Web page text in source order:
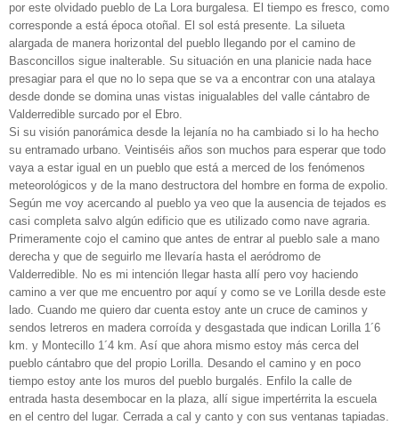
por este olvidado pueblo de La Lora burgalesa. El tiempo es fresco, como
corresponde a está época otoñal. El sol está presente. La silueta
alargada de manera horizontal del pueblo llegando por el camino de
Basconcillos sigue inalterable. Su situación en una planicie nada hace
presagiar para el que no lo sepa que se va a encontrar con una atalaya
desde donde se domina unas vistas inigualables del valle cántabro de
Valderredible surcado por el Ebro.
Si su visión panorámica desde la lejanía no ha cambiado si lo ha hecho
su entramado urbano. Veintiséis años son muchos para esperar que todo
vaya a estar igual en un pueblo que está a merced de los fenómenos
meteorológicos y de la mano destructora del hombre en forma de expolio.
Según me voy acercando al pueblo ya veo que la ausencia de tejados es
casi completa salvo algún edificio que es utilizado como nave agraria.
Primeramente cojo el camino que antes de entrar al pueblo sale a mano
derecha y que de seguirlo me llevaría hasta el aeródromo de
Valderredible. No es mi intención llegar hasta allí pero voy haciendo
camino a ver que me encuentro por aquí y como se ve Lorilla desde este
lado. Cuando me quiero dar cuenta estoy ante un cruce de caminos y
sendos letreros en madera corroída y desgastada que indican Lorilla 1´6
km. y Montecillo 1´4 km. Así que ahora mismo estoy más cerca del
pueblo cántabro que del propio Lorilla. Desando el camino y en poco
tiempo estoy ante los muros del pueblo burgalés. Enfilo la calle de
entrada hasta desembocar en la plaza, allí sigue impertérrita la escuela
en el centro del lugar. Cerrada a cal y canto y con sus ventanas tapiadas.